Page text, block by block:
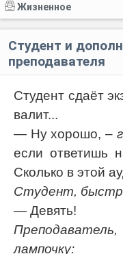
Жизненное
Студент и
преподавателя
Студент сдаёт
валит...
— Hу хорошо, –
если ответишь
Сколько в этой
Студент,
— Девять!
лампочку: